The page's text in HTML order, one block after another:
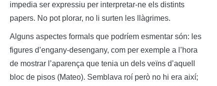
impedia ser expressiu per interpretar-ne els distints
papers. No pot plorar, no li surten les llàgrimes.
Alguns aspectes formals que podríem esmentar són: les
figures d’engany-desengany, com per exemple a l’hora
de mostrar l’aparença que tenia un dels veïns d’aquell
bloc de pisos (Mateo). Semblava roí però no hi era així;